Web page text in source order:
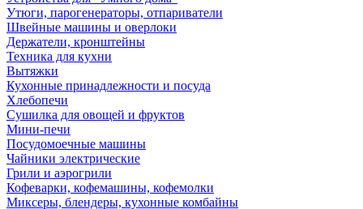
Утюги, парогенераторы, отпариватели
Швейные машины и оверлоки
Держатели, кронштейны
Техника для кухни
Вытяжки
Кухонные принадлежности и посуда
Хлебопечи
Сушилка для овощей и фруктов
Мини-печи
Посудомоечные машины
Чайники электрические
Грили и аэрогрили
Кофеварки, кофемашины, кофемолки
Миксеры, блендеры, кухонные комбайны